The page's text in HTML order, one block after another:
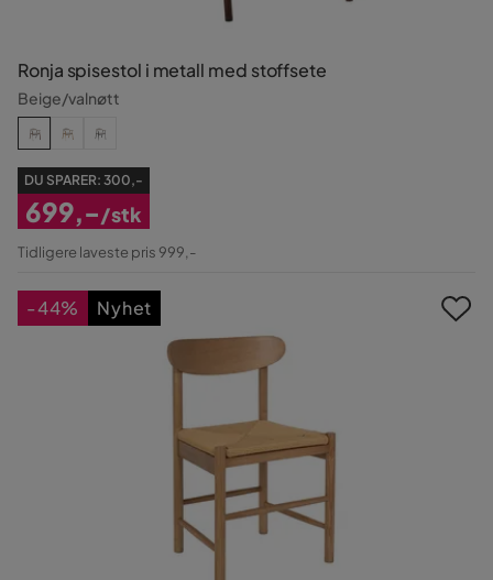
Ronja spisestol i metall med stoffsete
Beige/valnøtt
DU SPARER: 300,-
Nedsatt
699,-/stk
Tidligere laveste pris 999,-
-44% Nyhet